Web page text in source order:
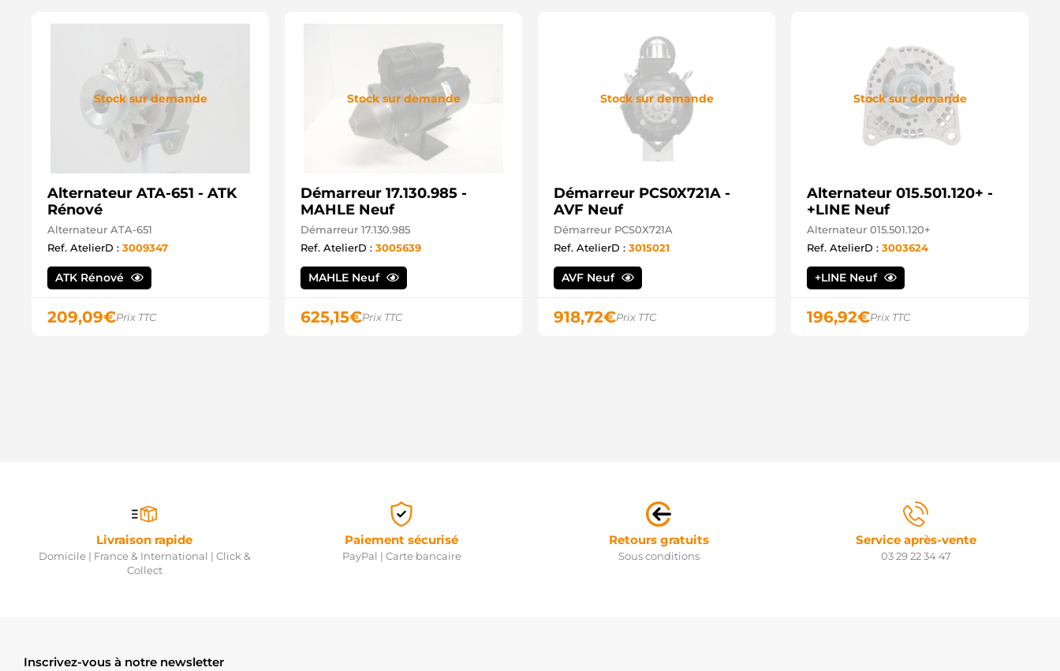
Stock sur demande
Alternateur ATA-651 - ATK
Rénové
Alternateur ATA-651
Ref. AtelierD : 3009347
ATK Rénové
209,09€Prix TTC
Stock sur demande
Démarreur 17.130.985 -
MAHLE Neuf
Démarreur 17.130.985
Ref. AtelierD : 3005639
MAHLE Neuf
625,15€Prix TTC
Stock sur demande
Démarreur PCS0X721A -
AVF Neuf
Démarreur PCS0X721A
Ref. AtelierD : 3015021
AVF Neuf
918,72€Prix TTC
Stock sur demande
Alternateur 015.501.120+ -
+LINE Neuf
Alternateur 015.501.120+
Ref. AtelierD : 3003624
+LINE Neuf
196,92€Prix TTC
Livraison rapide
Domicile | France & International | Click &
Collect
Paiement sécurisé
PayPal | Carte bancaire
Retours gratuits
Sous conditions
Service après-vente
03 29 22 34 47
Inscrivez-vous à notre newsletter